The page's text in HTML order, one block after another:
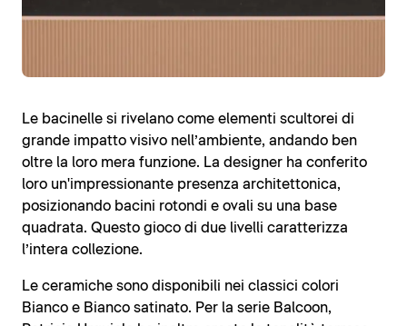
Le bacinelle si rivelano come elementi scultorei di
grande impatto visivo nell’ambiente, andando ben
oltre la loro mera funzione. La designer ha conferito
loro un'impressionante presenza architettonica,
posizionando bacini rotondi e ovali su una base
quadrata. Questo gioco di due livelli caratterizza
l’intera collezione.
Le ceramiche sono disponibili nei classici colori
Bianco e Bianco satinato. Per la serie Balcoon,